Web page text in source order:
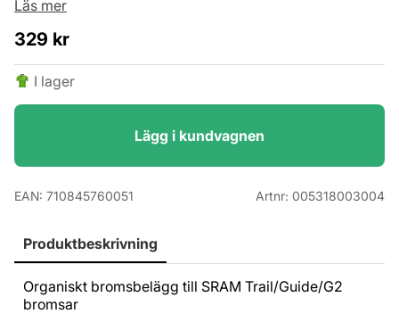
Läs mer
329 kr
I lager
Lägg i kundvagnen
EAN: 710845760051 Artnr: 005318003004
Produktbeskrivning
Organiskt bromsbelägg till SRAM Trail/Guide/G2
bromsar